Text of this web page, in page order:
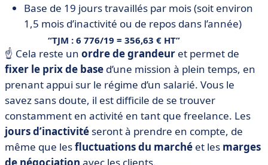
Base de 19 jours travaillés par mois (soit environ
1,5 mois d’inactivité ou de repos dans l’année)
TJM : 6 776/19 = 356,63 € HT
☝️ Cela reste un ordre de grandeur et permet de
fixer le prix de base d’une mission à plein temps, en
prenant appui sur le régime d’un salarié. Vous le
savez sans doute, il est difficile de se trouver
constamment en activité en tant que freelance. Les
jours d’inactivité seront à prendre en compte, de
même que lesfluctuations du marché et les marges